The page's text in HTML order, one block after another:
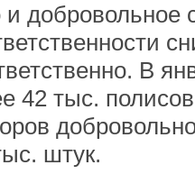
и добровольное
В
42 тыс.
штук.